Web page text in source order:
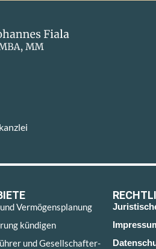
Vermögensplanung
kündigen
und Gesellschafter-